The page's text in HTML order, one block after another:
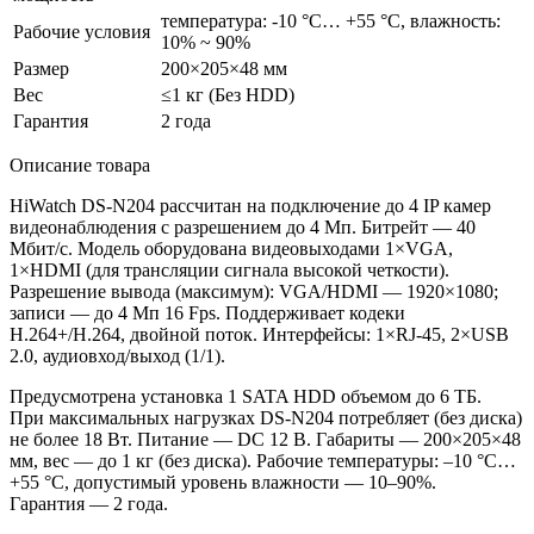
Рабочие условия
температура: -10 °C… +55 °C, влажность:
10% ~ 90%
Размер
200×205×48 мм
Вес
≤1 кг (Без HDD)
Гарантия
2 года
Описание товара
HiWatch DS-N204 рассчитан на подключение до 4 IP камер
видеонаблюдения с разрешением до 4 Мп. Битрейт — 40
Мбит/с. Модель оборудована видеовыходами 1×VGA,
1×HDMI (для трансляции сигнала высокой четкости).
Разрешение вывода (максимум): VGA/HDMI — 1920×1080;
записи — до 4 Мп 16 Fps. Поддерживает кодеки
H.264+/H.264, двойной поток. Интерфейсы: 1×RJ-45, 2×USB
2.0, аудиовход/выход (1/1).
Предусмотрена установка 1 SATA HDD объемом до 6 ТБ.
При максимальных нагрузках DS-N204 потребляет (без диска)
не более 18 Вт. Питание — DC 12 В. Габариты — 200×205×48
мм, вес — до 1 кг (без диска). Рабочие температуры: –10 °C…
+55 °C, допустимый уровень влажности — 10–90%.
Гарантия — 2 года.